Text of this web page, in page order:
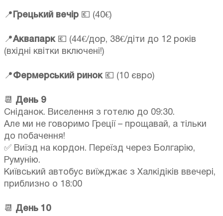
📍 Грецький вечір 💶 (40€)
📍Аквапарк💶 (44€/дор, 38€/діти до 12 років
(вхідні квітки включені!)
📍Фермерський ринок💶 (10 євро)
📆 День 9
Сніданок. Виселення з готелю до 09:30.
Але ми не говоримо Греції – прощавай, а тільки
до побачення!
✅ Виїзд на кордон. Переїзд через Болгарію,
Румунію.
Київський автобус виїжджає з Халкідіків ввечері,
приблизно о 18:00
📆 День 10